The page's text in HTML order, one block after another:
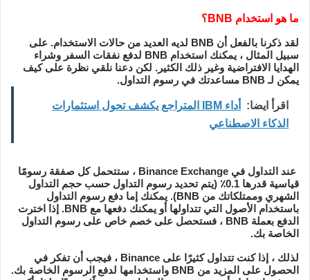
ما هو استخدام BNB؟
لقد ذكرنا بالفعل أن BNB لديه العديد من حالات الاستخدام. على
سبيل المثال ، يمكنك استخدام BNB لدفع نفقات السفر وشراء
الهدايا الافتراضية وغير ذلك الكثير. لكن دعنا نلقي نظرة على كيف
يمكن لـ BNB مساعدتك في رسوم التداول.
اقرأ ايضا:
أداء IBM المتراجع يكشف تحول استثمارات
الذكاء الاصطناعي
عند التداول في Binance Exchange ، ستتحمل كل صفقة رسومًا
قياسية قدرها 0.1٪ (يتم تحديد رسوم التداول حسب حجم التداول
الشهري وممتلكاتك من BNB). يمكنك إما دفع رسوم التداول
باستخدام الأصول التي تتداولها أو يمكنك دفعها مع BNB. إذا اخترت
الدفع بعملة BNB ، فستحصل على خصم خاص على رسوم التداول
الخاصة بك.
لذلك ، إذا كنت تتداول كثيرًا على Binance ، فيجب أن تفكر في
الحصول على المزيد من BNB واستخدامها لدفع الرسوم الخاصة بك.